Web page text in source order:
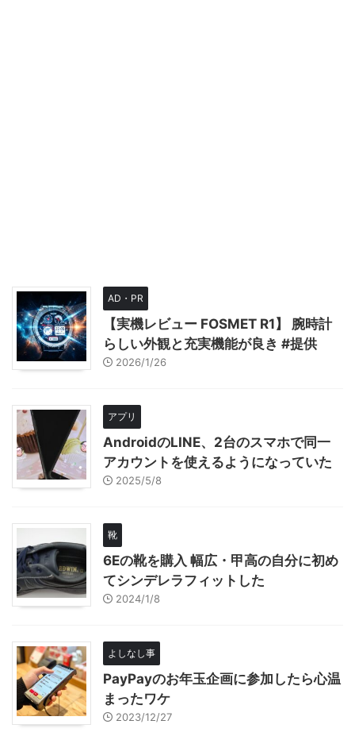
AD・PR
【実機レビュー FOSMET R1】 腕時計
らしい外観と充実機能が良き #提供
2026/1/26
アプリ
AndroidのLINE、2台のスマホで同一
アカウントを使えるようになっていた
2025/5/8
靴
6Eの靴を購入 幅広・甲高の自分に初め
てシンデレラフィットした
2024/1/8
よしなし事
PayPayのお年玉企画に参加したら心温
まったワケ
2023/12/27